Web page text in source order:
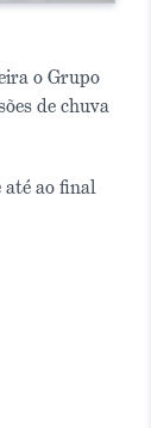
o Grupo
de chuva
até ao final